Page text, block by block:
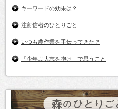
キーワードの効果は？
注射信者のひとりごと
いつも農作業を手伝ってきた？
「少年よ大志を抱け」で思うこと